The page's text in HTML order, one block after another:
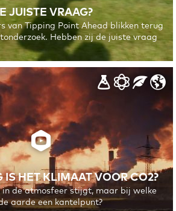
PRIVACYVERKLARING
JUISTE VRAAG?
van Tipping Point Ahead blikken terug
Hebben zij de juiste vraag
IS HET KLIMAAT VOOR CO2?
in de atmosfeer stijgt, maar bij welke
aarde een kantelpunt?